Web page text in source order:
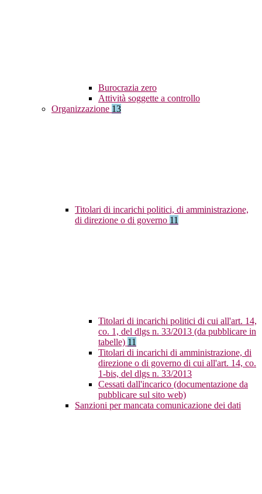
Burocrazia zero
Attività soggette a controllo
Organizzazione 13
Titolari di incarichi politici, di amministrazione,
di direzione o di governo 11
Titolari di incarichi politici di cui all'art. 14,
co. 1, del dlgs n. 33/2013 (da pubblicare in
tabelle) 11
Titolari di incarichi di amministrazione, di
direzione o di governo di cui all'art. 14, co.
1-bis, del dlgs n. 33/2013
Cessati dall'incarico (documentazione da
pubblicare sul sito web)
Sanzioni per mancata comunicazione dei dati